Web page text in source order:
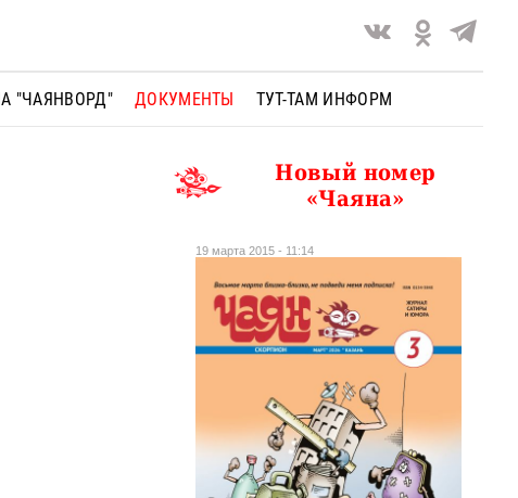
"ЧАЯНВОРД" ДОКУМЕНТЫ ТУТ-ТАМ ИНФОРМ
Новый номер
«Чаяна»
19 марта 2015 - 11:14